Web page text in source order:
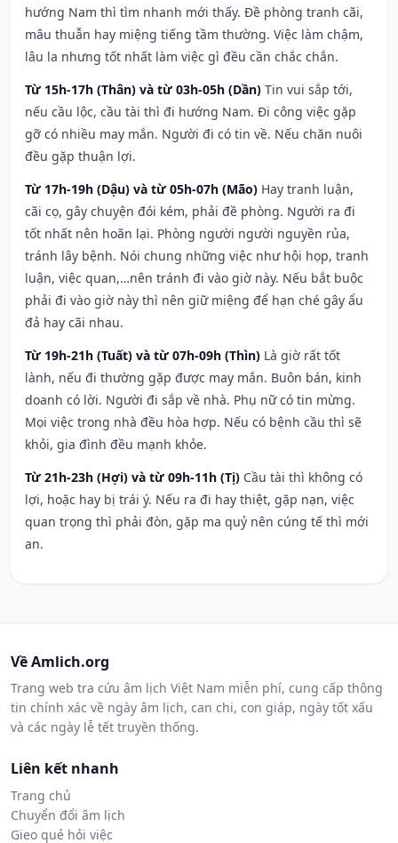
hướng Nam thì tìm nhanh mới thấy. Đề phòng tranh cãi,
mâu thuẫn hay miệng tiếng tầm thường. Việc làm chậm,
lâu la nhưng tốt nhất làm việc gì đều cần chắc chắn.
Từ 15h-17h (Thân) và từ 03h-05h (Dần) Tin vui sắp tới,
nếu cầu lộc, cầu tài thì đi hướng Nam. Đi công việc gặp
gỡ có nhiều may mắn. Người đi có tin về. Nếu chăn nuôi
đều gặp thuận lợi.
Từ 17h-19h (Dậu) và từ 05h-07h (Mão) Hay tranh luận,
cãi cọ, gây chuyện đói kém, phải đề phòng. Người ra đi
tốt nhất nên hoãn lại. Phòng người người nguyền rủa,
tránh lây bệnh. Nói chung những việc như hội họp, tranh
luận, việc quan,…nên tránh đi vào giờ này. Nếu bắt buộc
phải đi vào giờ này thì nên giữ miệng để hạn ché gây ẩu
đả hay cãi nhau.
Từ 19h-21h (Tuất) và từ 07h-09h (Thìn) Là giờ rất tốt
lành, nếu đi thường gặp được may mắn. Buôn bán, kinh
doanh có lời. Người đi sắp về nhà. Phụ nữ có tin mừng.
Mọi việc trong nhà đều hòa hợp. Nếu có bệnh cầu thì sẽ
khỏi, gia đình đều mạnh khỏe.
Từ 21h-23h (Hợi) và từ 09h-11h (Tị) Cầu tài thì không có
lợi, hoặc hay bị trái ý. Nếu ra đi hay thiệt, gặp nạn, việc
quan trọng thì phải đòn, gặp ma quỷ nên cúng tế thì mới
an.
Về Amlich.org
Trang web tra cứu âm lịch Việt Nam miễn phí, cung cấp thông
tin chính xác về ngày âm lịch, can chi, con giáp, ngày tốt xấu
và các ngày lễ tết truyền thống.
Liên kết nhanh
Trang chủ
Chuyển đổi âm lịch
Gieo quẻ hỏi việc